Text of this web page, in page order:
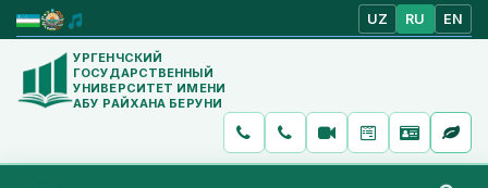
UZ RU EN
УРГЕНЧСКИЙ
ГОСУДАРСТВЕННЫЙ
УНИВЕРСИТЕТ ИМЕНИ
АБУ РАЙХАНА БЕРУНИ